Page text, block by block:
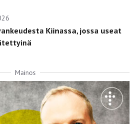
Kiinassa, jossa useat
Mainos